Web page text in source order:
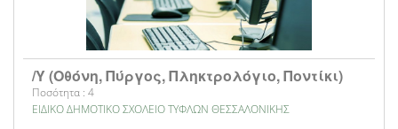
/Υ (Οθόνη, Πύργος, Πληκτρολόγιο, Ποντίκι)
Ποσότητα : 4
ΕΙΔΙΚΟ ΔΗΜΟΤΙΚΟ ΣΧΟΛΕΙΟ ΤΥΦΛΩΝ ΘΕΣΣΑΛΟΝΙΚΗΣ